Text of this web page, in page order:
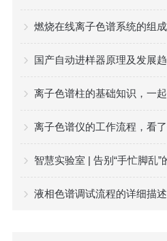
燃烧在线离子色谱系统的组
国产自动进样器原理及发展
离子色谱柱的基础知识，一起
离子色谱仪的工作流程，看
液相色谱调试流程的详细描述